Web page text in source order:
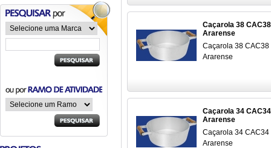
Caçarola 38 CAC38
Ararense
Caçarola 38 CAC38
Ararense
Caçarola 34 CAC34
Ararense
Caçarola 34 CAC34
Ararense